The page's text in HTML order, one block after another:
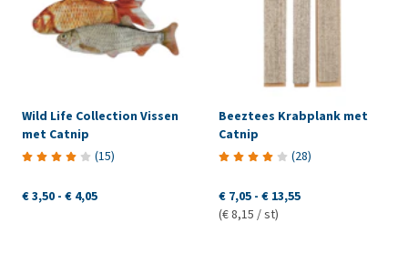
Wild Life Collection Vissen
met Catnip
(15)
€ 3,50 - € 4,05
Beeztees Krabplank met
Catnip
(28)
€ 7,05 - € 13,55
(€ 8,15 / st)